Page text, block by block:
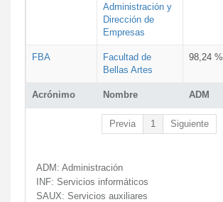
Acrónimo Nombre ADM
Administración y
Dirección de
Empresas
FBA
Facultad de
Bellas Artes
98,24 %
Previa 1 Siguiente
ADM: Administración
INF: Servicios informáticos
SAUX: Servicios auxiliares